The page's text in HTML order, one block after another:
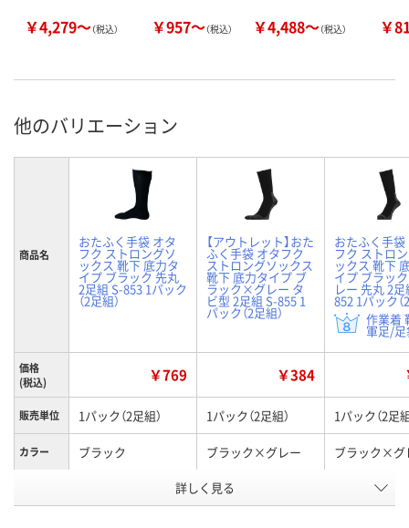
￥4,279～（税込） ￥957～（税込） ￥4,488～（税込） ￥
他のバリエーション
商品名
おたふく手袋 オタ
フク ストロングソ
ックス 靴下 底力タ
イプ ブラック 先丸
2足組 S-853 1パック
（2足組）
【アウトレット】おた
ふく手袋 オタフク
ストロングソックス
靴下 底力タイプ ブ
ラック×グレー タ
ビ型 2足組 S-855 1
パック（2足組）
おたふく手袋
フク ストロ
ックス 靴下
イプ ブラッ
レー 先丸 2
852 1パック（
作業着
軍足/足
価格
(税込)
￥769 ￥384
販売単位 1パック（2足組） 1パック（2足組） 1パック（2足
カラー ブラック ブラック×グレー ブラック×グ
タビ型
詳しく見る